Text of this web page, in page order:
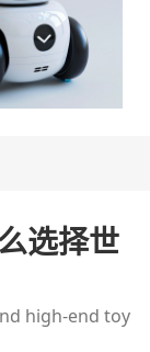
选择世
high-end toy